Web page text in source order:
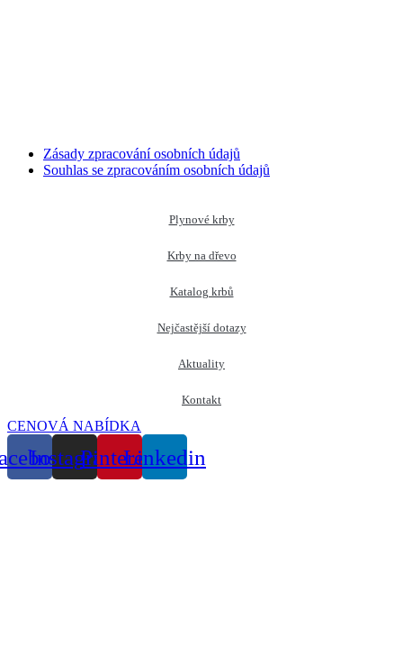
Zásady zpracování osobních údajů
Souhlas se zpracováním osobních údajů
Plynové krby
Krby na dřevo
Katalog krbů
Nejčastější dotazy
Aktuality
Kontakt
CENOVÁ NABÍDKA
InstagramPinterestLinkedin